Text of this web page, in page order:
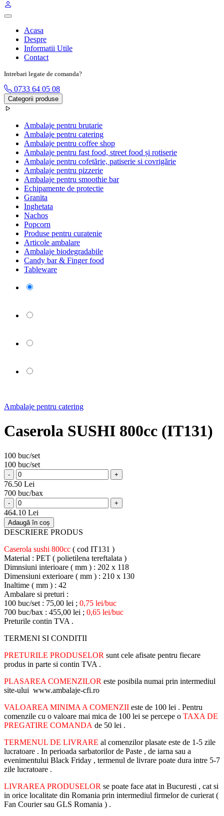
Acasa
Despre
Informatii Utile
Contact
Intrebari legate de comanda?
0733 64 05 08
Categorii produse
Ambalaje pentru brutarie
Ambalaje pentru catering
Ambalaje pentru coffee shop
Ambalaje pentru fast food, street food și rotiserie
Ambalaje pentru cofetărie, patiserie si covrigărie
Ambalaje pentru pizzerie
Ambalaje pentru smoothie bar
Echipamente de protectie
Granita
Inghetata
Nachos
Popcorn
Produse pentru curatenie
Articole ambalare
Ambalaje biodegradabile
Candy bar & Finger food
Tableware
Ambalaje pentru catering
Caserola SUSHI 800cc (IT131)
100 buc/set
100 buc/set
- +
76.50 Lei
700 buc/bax
- +
464.10 Lei
Adaugă în coș
DESCRIERE PRODUS
Caserola sushi 800cc ( cod IT131 )
Material : PET ( polietilena tereftalata )
Dimnsiuni interioare ( mm ) : 202 x 118
Dimensiuni exterioare ( mm ) : 210 x 130
Inaltime ( mm ) : 42
Ambalare si preturi :
100 buc/set : 75,00 lei ; 0,75 lei/buc
700 buc/bax : 455,00 lei ; 0,65 lei/buc
Preturile contin TVA .
TERMENI SI CONDITII
PRETURILE PRODUSELOR sunt cele afisate pentru fiecare
produs in parte si contin TVA .
PLASAREA COMENZILOR este posibila numai prin intermediul
site-ului www.ambalaje-cfi.ro
VALOAREA MINIMA A COMENZII este de 100 lei . Pentru
comenzile cu o valoare mai mica de 100 lei se percepe o TAXA DE
PREGATIRE COMANDA de 50 lei .
TERMENUL DE LIVRARE al comenzilor plasate este de 1-5 zile
lucratoare . In perioada sarbatorilor de Paste , de iarna sau a
evenimentului Black Friday , termenul de livrare poate dura intre 5-7
zile lucratoare .
LIVRAREA PRODUSELOR se poate face atat in Bucuresti , cat si
in orice localitate din Romania prin intermediul firmelor de curierat (
Fan Courier sau GLS Romania ) .